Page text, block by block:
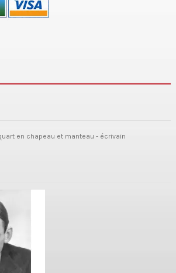
en chapeau et manteau - écrivain